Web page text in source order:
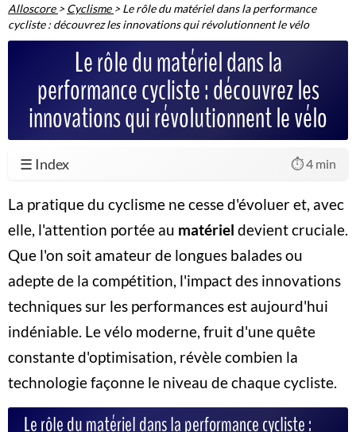
Alloscore >Cyclisme >Le rôle du matériel dans la performance
cycliste : découvrez les innovations qui révolutionnent le vélo
Le rôle du matériel dans la
performance cycliste : découvrez les
innovations qui révolutionnent le vélo
☰ Index ⏱️ 4 min
La pratique du cyclisme ne cesse d'évoluer et, avec
elle, l'attention portée au matériel devient cruciale.
Que l'on soit amateur de longues balades ou
adepte de la compétition, l'impact des innovations
techniques sur les performances est aujourd'hui
indéniable. Le vélo moderne, fruit d'une quête
constante d'optimisation, révèle combien la
technologie façonne le niveau de chaque cycliste.
Le rôle du matériel dans laperformancecycliste :